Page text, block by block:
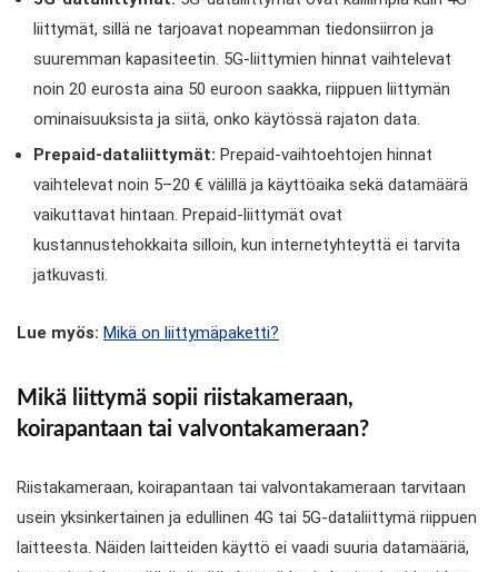
liittymät, sillä ne tarjoavat nopeamman tiedonsiirron ja
suuremman kapasiteetin. 5G-liittymien hinnat vaihtelevat
noin 20 eurosta aina 50 euroon saakka, riippuen liittymän
ominaisuuksista ja siitä, onko käytössä rajaton data.
Prepaid-dataliittymät: Prepaid-vaihtoehtojen hinnat
vaihtelevat noin 5–20 € välillä ja käyttöaika sekä datamäärä
vaikuttavat hintaan. Prepaid-liittymät ovat
kustannustehokkaita silloin, kun internetyhteyttä ei tarvita
jatkuvasti.
Lue myös: Mikä on liittymäpaketti?
Mikä liittymä sopii riistakameraan,
koirapantaan tai valvontakameraan?
Riistakameraan, koirapantaan tai valvontakameraan tarvitaan
usein yksinkertainen ja edullinen 4G tai 5G-dataliittymä riippuen
laitteesta. Näiden laitteiden käyttö ei vaadi suuria datamääriä,